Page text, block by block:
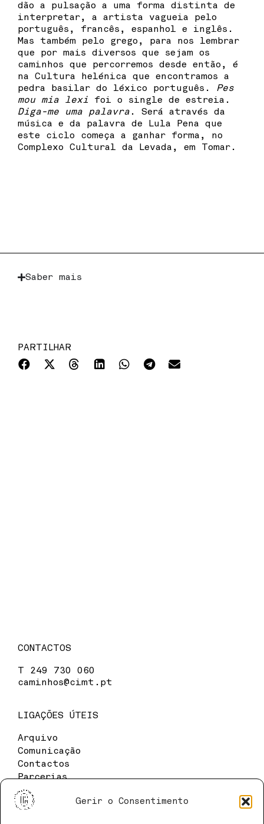
Gerir o Consentimento
dão a pulsação a uma forma distinta de
interpretar, a artista vagueia pelo
português, francês, espanhol e inglês.
Mas também pelo grego, para nos lembrar
que por mais diversos que sejam os
caminhos que percorremos desde então, é
na Cultura helénica que encontramos a
pedra basilar do léxico português. Pes
mou mia lexi foi o single de estreia.
Diga-me uma palavra . Será através da
música e da palavra de Lula Pena que
este ciclo começa a ganhar forma, no
Complexo Cultural da Levada, em Tomar.
Saber mais
PARTILHAR
CONTACTOS
T 249 730 060
caminhos@cimt.pt
LIGAÇÕES ÚTEIS
Arquivo
Comunicação
Contactos
Parcerias
Política de Cookies
Política de Privacidade